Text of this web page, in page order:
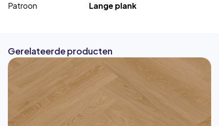
Patroon
Lange plank
Gerelateerde producten